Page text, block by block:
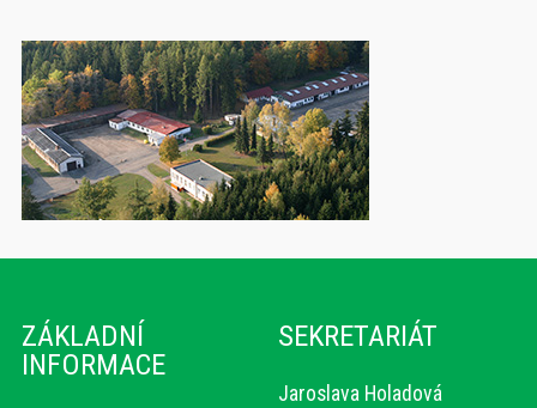
ZÁKLADNÍ
INFORMACE
SEKRETARIÁT
Jaroslava Holadová